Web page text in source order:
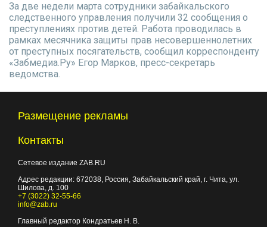
За две недели марта сотрудники забайкальского
следственного управления получили 32 сообщения о
преступлениях против детей. Работа проводилась в
рамках месячника защиты прав несовершеннолетних
от преступных посягательств, сообщил корреспонденту
«Забмедиа.Ру» Егор Марков, пресс-секретарь
ведомства.
Размещение рекламы
Контакты
Сетевое издание ZAB.RU
Адрес редакции: 672038, Россия, Забайкальский край, г. Чита, ул.
Шилова, д. 100
+7 (3022) 32-55-66
info@zab.ru
Главный редактор Кондратьев Н. В.